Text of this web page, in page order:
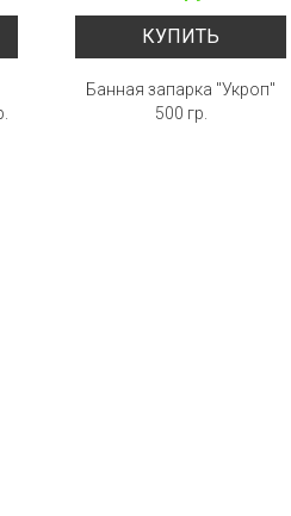
КУПИТЬ
Банная запарка "Укроп"
500 гр.